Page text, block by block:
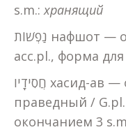
s.m.:хранящий
נַפְשׁוֹת нафшот — от: נֶפֶשׁ нефеш (f) — душа /
acc.pl., форма
חֲסִידָיו хасид-ав — от: חָסִיד хасид adj. —
праведный /
окончанием 3